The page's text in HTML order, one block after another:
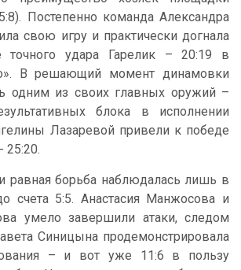
Постепенно команда Александра
свою игру и практически догнала
точного удара Гарелик – 20:19 в
В решающий момент динамовки
одним из своих главных оружий –
блока в исполнении
Лазаревой привели к победе
25:20.
равная борьба наблюдалась лишь в
счета 5:5. Анастасия Манжосова и
умело завершили атаки, следом
Синицына продемонстрировала
– и вот уже 11:6 в пользу